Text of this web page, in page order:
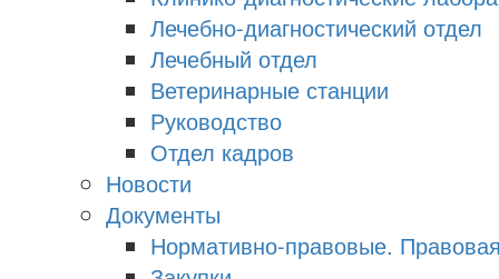
Лечебно-диагностический отдел
Лечебный отдел
Ветеринарные станции
Руководство
Отдел кадров
Новости
Документы
Нормативно-правовые.